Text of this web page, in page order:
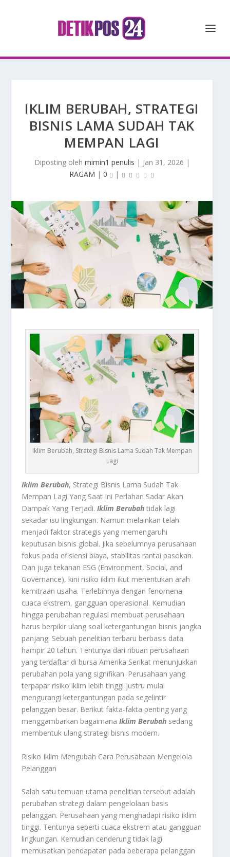
IKLIM BERUBAH, STRATEGI
BISNIS LAMA SUDAH TAK
MEMPAN LAGI
Diposting oleh mimin1 penulis | Jan 31, 2026 |
RAGAM | 0 |
Iklim Berubah, Strategi Bisnis Lama Sudah Tak Mempan
Lagi
Iklim Berubah, Strategi Bisnis Lama Sudah Tak
Mempan Lagi Yang Saat Ini Perlahan Sadar Akan
Dampak Yang Terjadi.Iklim Berubah tidak lagi
sekadar isu lingkungan. Namun melainkan telah
menjadi faktor strategis yang memengaruhi
keputusan bisnis global. Jika sebelumnya perusahaan
fokus pada efisiensi biaya, stabilitas rantai pasokan.
Dan juga tekanan ESG (Environment, Social, and
Governance), kini risiko iklim ikut menentukan arah
kemitraan usaha. Terlebihnya dengan fenomena
cuaca ekstrem, gangguan operasional. Kemudian
hingga perubahan regulasi membuat perusahaan
harus berpikir ulang soal ketergantungan bisnis jangka
panjang. Sebuah penelitian terbaru berbasis data
hampir 20 tahun. Tentunya dari ribuan perusahaan
yang terdaftar di bursa Amerika Serikat menunjukkan
perubahan pola yang signifikan. Perusahaan yang
terpapar risiko iklim lebih tinggi justru mulai
mengurangi ketergantungan pada segelintir
pelanggan besar. Berikut fakta-fakta penting yang
menggambarkan bagaimanaIklim Berubah sedang
membentuk ulang strategi bisnis modern.
Risiko Iklim Mengubah Cara Perusahaan Mengelola
Pelanggan
Salah satu temuan utama penelitian tersebut adalah
perubahan strategi dalam pengelolaan basis
pelanggan. Perusahaan yang menghadapi risiko iklim
tinggi. Tentunya seperti cuaca ekstrem atau gangguan
lingkungan. Kemudian cenderung tidak lagi
memusatkan pendapatan pada beberapa pelanggan